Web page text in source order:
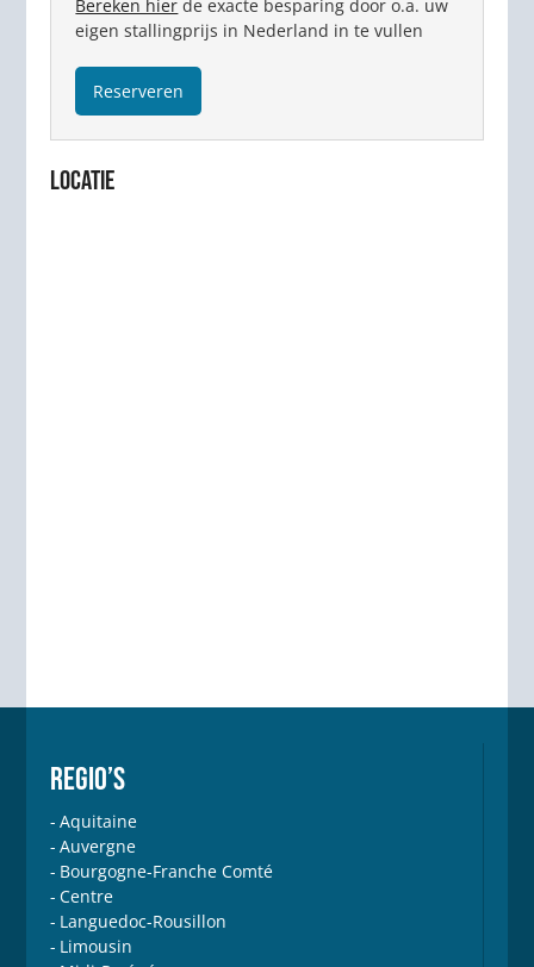
Bereken hier de exacte besparing door o.a. uw
eigen stallingprijs in Nederland in te vullen
Reserveren
LOCATIE
REGIO’S
Aquitaine
Auvergne
Bourgogne-Franche Comté
Centre
Languedoc-Rousillon
Limousin